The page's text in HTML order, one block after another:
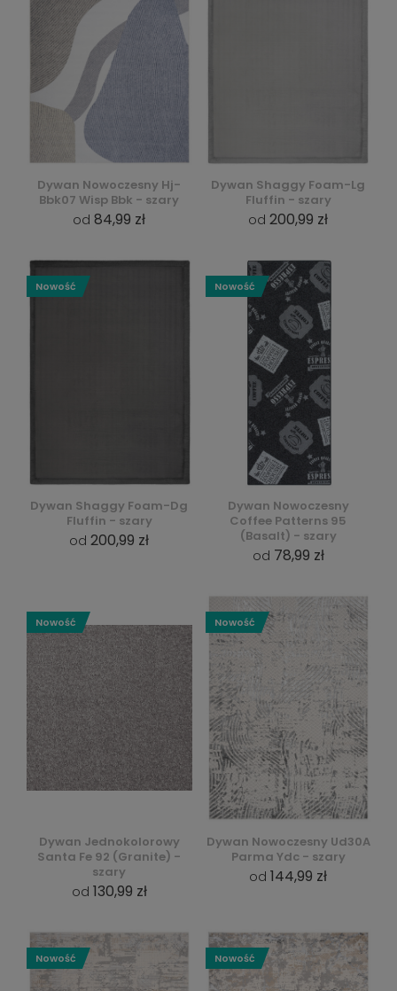
Dywan Nowoczesny Hj-
Bbk07 Wisp Bbk - szary
od 84,99 zł
Dywan Shaggy Foam-Lg
Fluffin - szary
od 200,99 zł
Dywan Shaggy Foam-Dg
Fluffin - szary
od 200,99 zł
Nowość
Dywan Nowoczesny
Coffee Patterns 95
(Basalt) - szary
od 78,99 zł
Nowość
Dywan Jednokolorowy
Santa Fe 92 (Granite) -
szary
od 130,99 zł
Nowość
Dywan Nowoczesny Ud30A
Parma Ydc - szary
od 144,99 zł
Nowość
Nowość Nowość